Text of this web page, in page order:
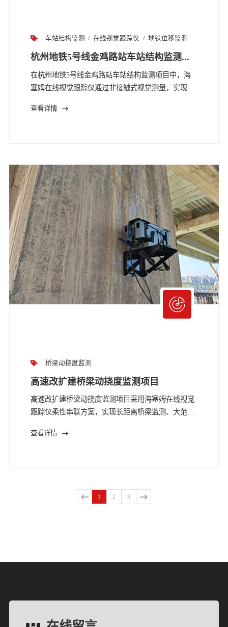
车站结构监测 在线视觉跟踪仪 地铁位移监测
杭州地铁5号线金鸡路站车站结构监测...
在杭州地铁5号线金鸡路站车站结构监测项目中，海
塞姆在线视觉跟踪仪通过非接触式视觉测量，实现...
查看详情
桥梁动挠度监测
高速改扩建桥梁动挠度监测项目
高速改扩建桥梁动挠度监测项目采用海塞姆在线视觉
跟踪仪柔性串联方案，实现长距离桥梁监测、大范...
查看详情
1 2 3